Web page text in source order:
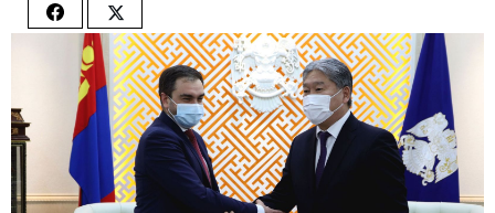
Share
Facebook
Share
on
Twitter